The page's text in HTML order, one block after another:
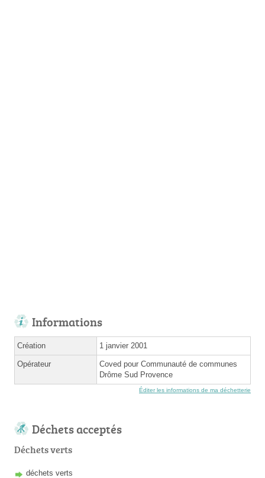
Informations
Création 1 janvier 2001
Opérateur
Coved pour Communauté de communes
Drôme Sud Provence
Éditer les informations de ma déchetterie
Déchets acceptés
Déchets verts
déchets verts